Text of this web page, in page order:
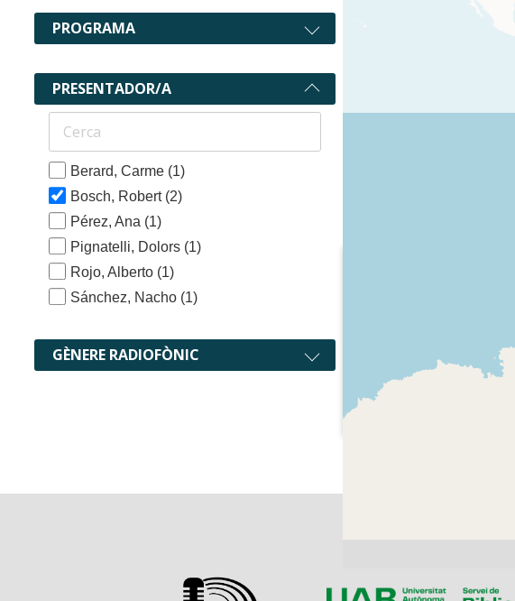
PROGRAMA
PRESENTADOR/A
Berard, Carme (1)
Bosch, Robert (2)
Pérez, Ana (1)
Pignatelli, Dolors (1)
Rojo, Alberto (1)
Sánchez, Nacho (1)
GÈNERE RADIOFÒNIC
Careta
Sergi